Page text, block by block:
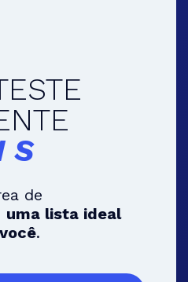
de
uma lista ideal
.